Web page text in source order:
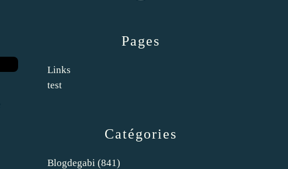
Catégories
Blogdegabi (841)
Pages
Links
test